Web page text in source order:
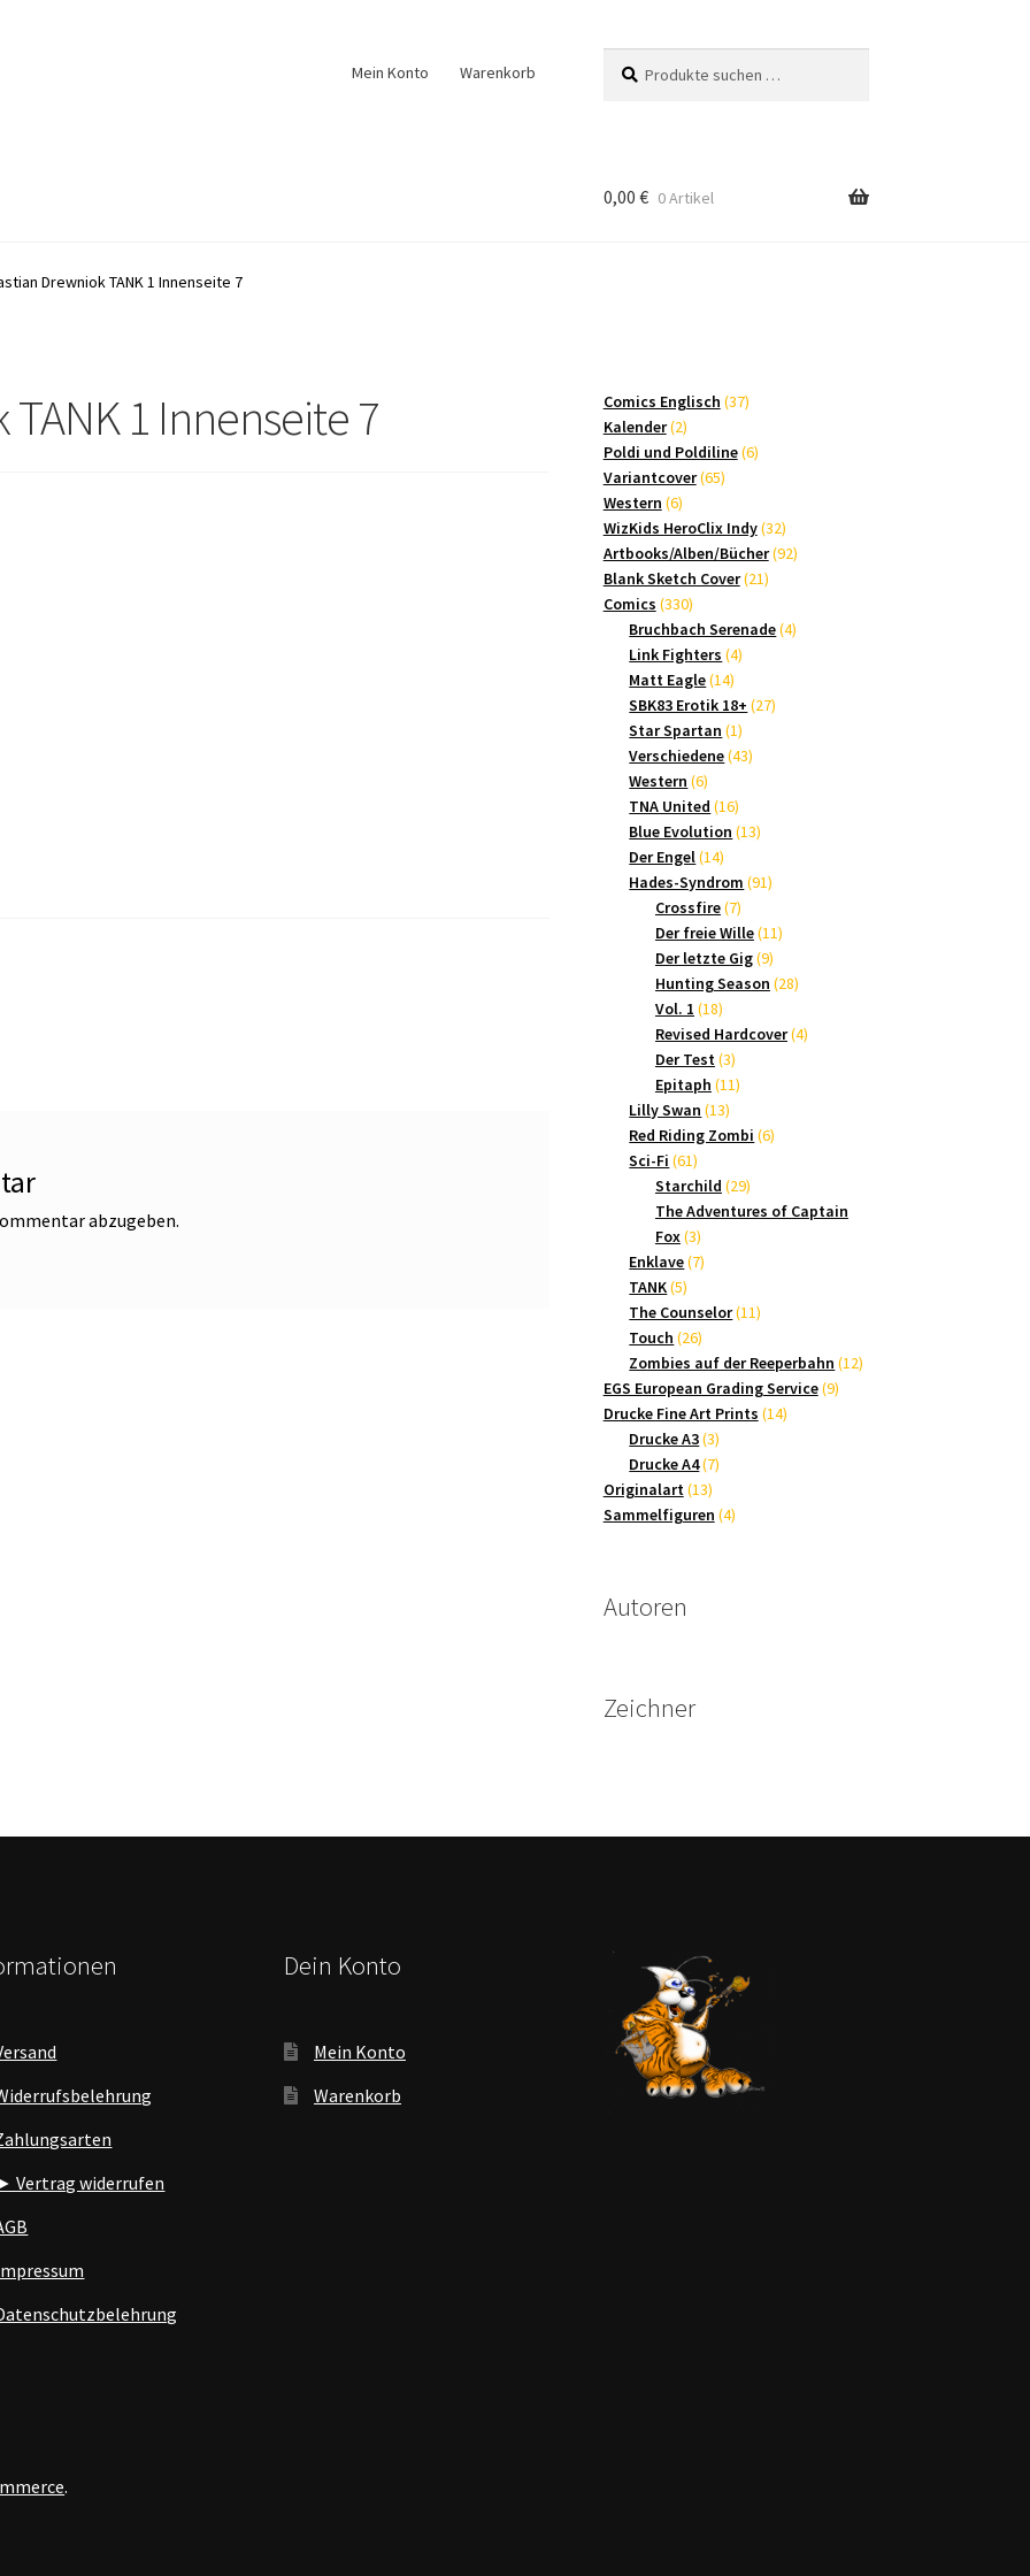
Mein Konto Warenkorb
nach:
0,00 € 0 Artikel
Drewniok TANK 1 Innenseite 7
1 Innenseite 7
abzugeben.
Comics Englisch 3737
Kalender 22
Produkte
Poldi und Poldiline 66
Variantcover 6565
Western 66
Produkte
WizKids HeroClix Indy 3232
Produkte
Artbooks/Alben/Bücher 9292
Blank Sketch Cover 2121
Comics 330330
Produkte
Bruchbach Serenade 44
Link Fighters 44
Matt Eagle 1414
Produkte
SBK83 Erotik 18+ 2727
Star Spartan 11
Produkt
Verschiedene 4343
Western 66
Produkte
TNA United 1616
Produkte
Blue Evolution 1313
Der Engel 1414
Produkte
Hades-Syndrom 9191
Crossfire 77
Produkte
Der freie Wille 1111
Der letzte Gig 99
Produkte
Hunting Season 2828
Vol. 1 1818
Produkte
Revised Hardcover 44
Der Test 33
Produkte
Epitaph 1111
Lilly Swan 1313
Produkte
Red Riding Zombi 66
Sci-Fi 6161
Produkte
Starchild 2929
Produkte
The Adventures of Captain
Fox 33
Produkte
Enklave 77
TANK 55
Produkte
The Counselor 1111
Touch 2626
Produkte
Zombies auf der Reeperbahn 1212
EGS European Grading Service 99
Drucke Fine Art Prints 1414
Drucke A3 33
Produkte
Drucke A4 77
Originalart 1313
Produkte
Sammelfiguren 44
Autoren
Zeichner
Vertrag widerrufen
Dein Konto
Mein Konto
Warenkorb
.